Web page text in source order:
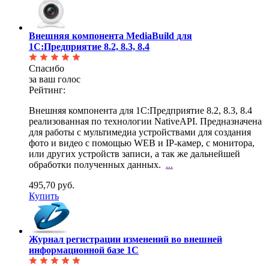
Внешняя компонента MediaBuild для
1С:Предприятие 8.2, 8.3, 8.4
Спасибо
за ваш голос
Рейтинг:
Внешняя компонента для 1С:Предприятие 8.2, 8.3, 8.4
реализованная по технологии NativeAPI. Предназначена
для работы с мультимедиа устройствами для создания
фото и видео с помощью WEB и IP-камер, с монитора,
или других устройств записи, а так же дальнейшей
обработки полученных данных. ...
495,70 руб.
Купить
Журнал регистрации изменений во внешней
информационной базе 1С